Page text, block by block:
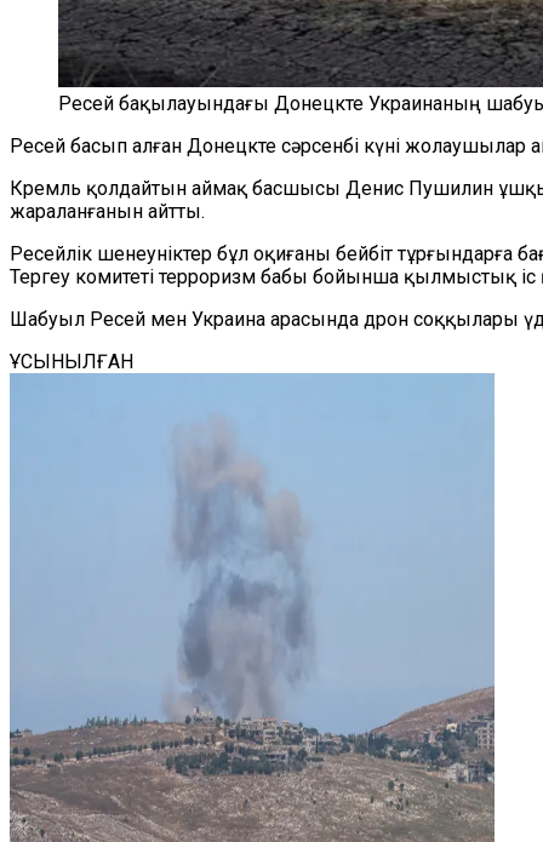
Ресей бақылауындағы Донецкте Украинаның
Ресей басып алған Донецкте сәрсенбі күні
Кремль қолдайтын аймақ басшысы Денис Пушилин
жараланғанын айтты.
Ресейлік шенеуніктер бұл оқиғаны бейбіт тұрғындарға
Тергеу комитеті терроризм бабы бойынша қылмыстық іс
Шабуыл Ресей мен Украина арасында дрон соққылары
ҰСЫНЫЛҒАН